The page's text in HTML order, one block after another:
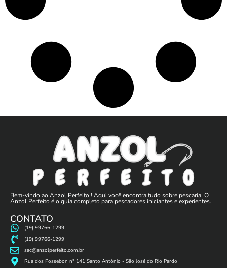
Bem-vindo ao Anzol Perfeito ! Aqui você encontra tudo sobre pescaria. O
Anzol Perfeito é o guia completo para pescadores iniciantes e experientes.
CONTATO
(19) 99766-1299
(19) 99766-1299
sac@anzolperfeito.com.br
Rua dos Possebon n° 141 Santo Antônio - São José do Rio Pardo